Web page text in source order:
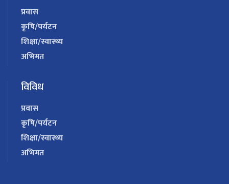
प्रवास
कृषि/पर्यटन
शिक्षा/स्वास्थ्य
अभिमत
विविध
प्रवास
कृषि/पर्यटन
शिक्षा/स्वास्थ्य
अभिमत